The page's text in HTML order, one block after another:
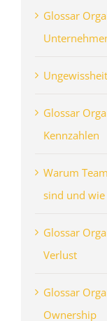
Glossar
Glossar
Kennzahlen
Warum
sind und wie
Glossar
Verlust
Glossar
Ownership